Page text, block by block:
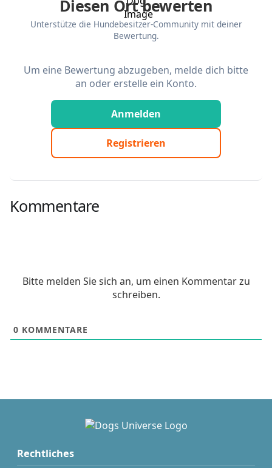
Diesen Ort bewerten
Unterstütze die Hundebesitzer-Community mit deiner
Bewertung.
Um eine Bewertung abzugeben, melde dich bitte
an oder erstelle ein Konto.
Anmelden
Registrieren
Kommentare
Bitte melden Sie sich an, um einen Kommentar zu
schreiben.
0 KOMMENTARE
Rechtliches